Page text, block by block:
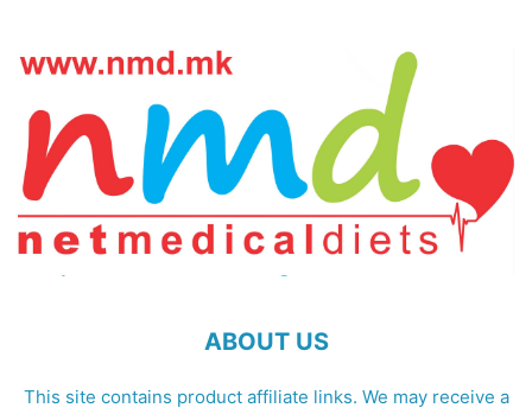
ABOUT US
This site contains product affiliate links. We may receive a